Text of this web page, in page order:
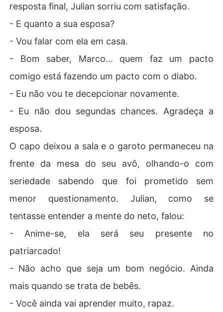
resposta final, Julian sorriu com satisfação.
- E quanto a sua esposa?
- Vou falar com ela em casa.
- Bom saber, Marco... quem faz um pacto
comigo está fazendo um pacto com o diabo.
- Eu não vou te decepcionar novamente.
- Eu não dou segundas chances. Agradeça a
esposa.
O capo deixou a sala e o garoto permaneceu na
frente da mesa do seu avô, olhando-o com
seriedade sabendo que foi prometido sem
menor questionamento. Julian, como se
tentasse entender a mente do neto, falou:
- Anime-se, ela será seu presente no
patriarcado!
- Não acho que seja um bom negócio. Ainda
mais quando se trata de bebês.
- Você ainda vai aprender muito, rapaz.